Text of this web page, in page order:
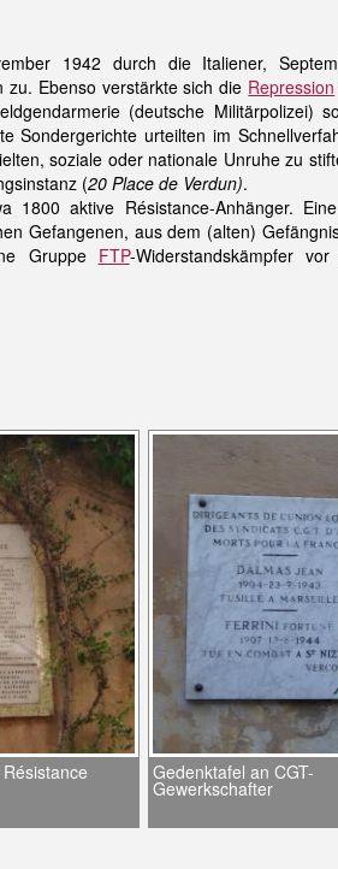
1942 durch die Italiener,
zu. Ebenso verstärkte sich die Repression
(deutsche Militärpolizei)
Sondergerichte urteilten im
soziale oder nationale Unruhe zu
(20 Place de Verdun).
aktive Résistance-Anhänger.
Gefangenen, aus dem (alten)
Gruppe FTP-Widerstandskämpfer
Gedenktafel an CGT-
Gewerkschafter